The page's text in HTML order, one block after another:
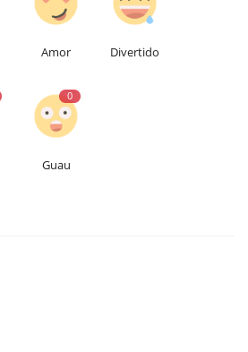
Amor Divertido
0
Guau